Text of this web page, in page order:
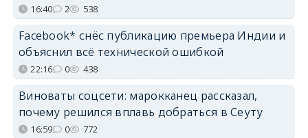
16:40 2 538
Facebook* снёс публикацию премьера Индии и
объяснил всё технической ошибкой
22:16 0 438
Виноваты соцсети: марокканец рассказал,
почему решился вплавь добраться в Сеуту
16:59 0 772